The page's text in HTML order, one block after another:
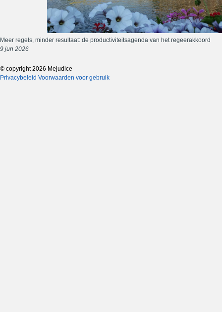
Meer regels, minder resultaat: de productiviteitsagenda van het regeerakkoord
9 jun 2026
© copyright 2026 Mejudice
Privacybeleid Voorwaarden voor gebruik